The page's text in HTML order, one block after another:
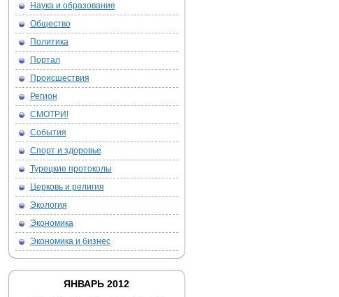
Наука и образование
Общество
Политика
Портал
Происшествия
Регион
СМОТРИ!
События
Спорт и здоровье
Турецкие протоколы
Церковь и религия
Экология
Экономика
Экономика и бизнес
ЯНВАРЬ 2012